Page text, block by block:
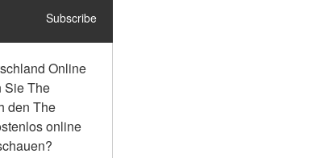
Subscribe
Online
Sie The
den The
online